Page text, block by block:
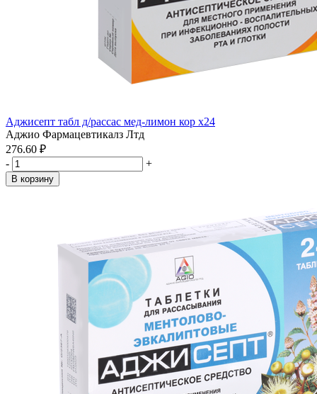
Аджисепт табл д/рассас мед-лимон кор x24
Аджио Фармацевтикалз Лтд
276.60 ₽
-
+
В корзину